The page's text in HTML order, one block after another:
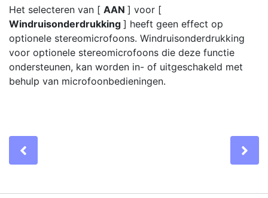
Het selecteren van [ AAN ] voor [
Windruisonderdrukking ] heeft geen effect op
optionele stereomicrofoons. Windruisonderdrukking
voor optionele stereomicrofoons die deze functie
ondersteunen, kan worden in- of uitgeschakeld met
behulp van microfoonbedieningen.